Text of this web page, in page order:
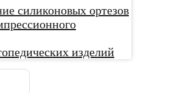
силиконовых ортезов
изделий